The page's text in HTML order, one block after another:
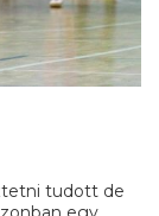
tudott de